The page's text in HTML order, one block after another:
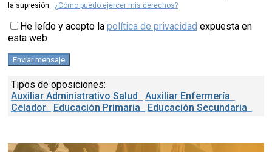
la supresión. ¿Cómo puedo ejercer mis derechos?
He leído y acepto la política de privacidad expuesta en
esta web
Tipos de oposiciones:
Auxiliar Administrativo Salud
Auxiliar Enfermería
Celador
Educación Primaria Educación Secundaria